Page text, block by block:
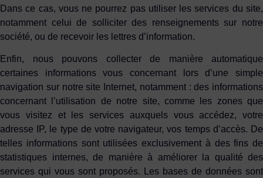
Dans ce cas, vous ne pourrez pas utiliser les services du site,
notamment celui de solliciter des renseignements sur notre
société, ou de recevoir les lettres d’information.
Enfin, nous pouvons collecter de manière automatique
certaines informations vous concernant lors d’une simple
navigation sur notre site Internet, notamment : des informations
concernant l’utilisation de notre site, comme les zones que
vous visitez et les services auxquels vous accédez, votre
adresse IP, le type de votre navigateur, vos temps d’accès. De
telles informations sont utilisées exclusivement à des fins de
statistiques internes, de manière à améliorer la qualité des
services qui vous sont proposés. Les bases de données sont